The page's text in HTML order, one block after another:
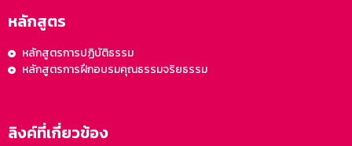
หลักสูตร
หลักสูตรการปฏิบัติธรรม
หลักสูตรการฝึกอบรมคุณธรรมจริยธรรม
ลิงค์ที่เกี่ยวข้อง